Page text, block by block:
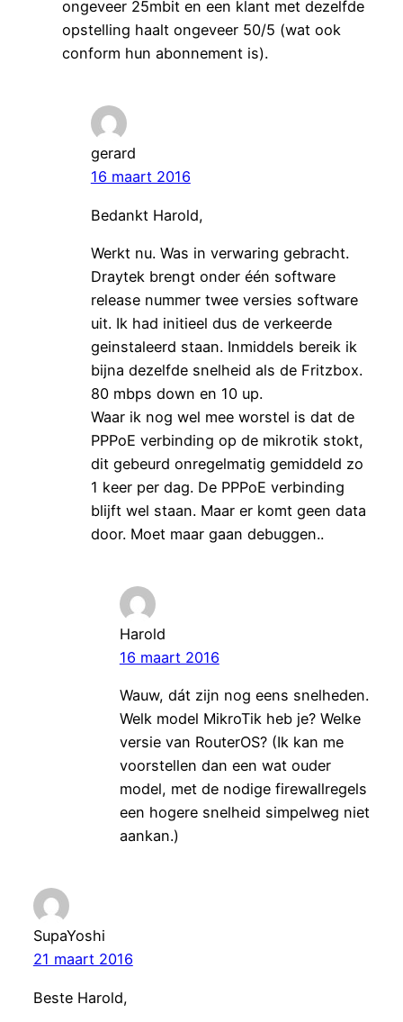
ongeveer 25mbit en een klant met dezelfde
opstelling haalt ongeveer 50/5 (wat ook
conform hun abonnement is).
gerard
16 maart 2016
Bedankt Harold,
Werkt nu. Was in verwaring gebracht.
Draytek brengt onder één software
release nummer twee versies software
uit. Ik had initieel dus de verkeerde
geinstaleerd staan. Inmiddels bereik ik
bijna dezelfde snelheid als de Fritzbox.
80 mbps down en 10 up.
Waar ik nog wel mee worstel is dat de
PPPoE verbinding op de mikrotik stokt,
dit gebeurd onregelmatig gemiddeld zo
1 keer per dag. De PPPoE verbinding
blijft wel staan. Maar er komt geen data
door. Moet maar gaan debuggen..
Harold
16 maart 2016
Wauw, dát zijn nog eens snelheden.
Welk model MikroTik heb je? Welke
versie van RouterOS? (Ik kan me
voorstellen dan een wat ouder
model, met de nodige firewallregels
een hogere snelheid simpelweg niet
aankan.)
SupaYoshi
21 maart 2016
Beste Harold,